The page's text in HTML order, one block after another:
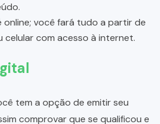
online; você fará tudo a partir de
com acesso à internet.
tem a opção de emitir seu
comprovar que se qualificou e